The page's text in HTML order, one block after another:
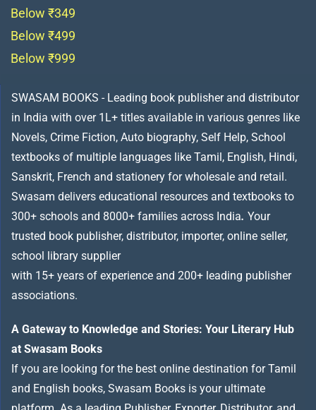
Below ₹349
Below ₹499
Below ₹999
SWASAM BOOKS - Leading book publisher and distributor
in India with over 1L+ titles available in various genres like
Novels, Crime Fiction, Auto biography, Self Help, School
textbooks of multiple languages like Tamil, English, Hindi,
Sanskrit, French and stationery for wholesale and retail.
Swasam delivers educational resources and textbooks to
300+ schools and 8000+ families across India. Your
trusted book publisher, distributor, importer, online seller,
school library supplier
with 15+ years of experience and 200+ leading publisher
associations.
A Gateway to Knowledge and Stories: Your Literary Hub
at Swasam Books
If you are looking for the best online destination for Tamil
and English books, Swasam Books is your ultimate